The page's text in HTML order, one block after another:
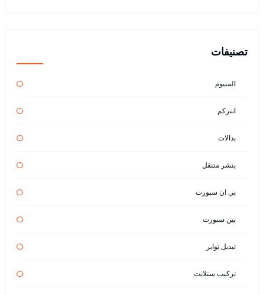
تصنيفات
المنيوم
انتركم
بدالات
بنشر متنقل
بي ان سبورت
بين سبورت
تبديل تواير
تركيب ستلايت